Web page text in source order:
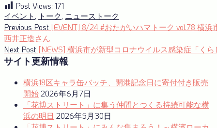
Post Views: 171
イベント , トーク, ニュース トーク
投
稿
ナ
ー
シ
Previous Post Previous
[EVENT] 8/24 #おたがいハマトーク vol.78 横
西井正造さん
Next Post Next
post:
[NEWS] 横浜市が新型コロナウイルス感染症「く
サイト更新情報
横浜18区キャラ缶バッチ、開港記念日に寄付付き販売
開始2026年6月7日
「花博ストリート」に集う仲間とつくる持続可能な横
浜の明日 2026年5月30日